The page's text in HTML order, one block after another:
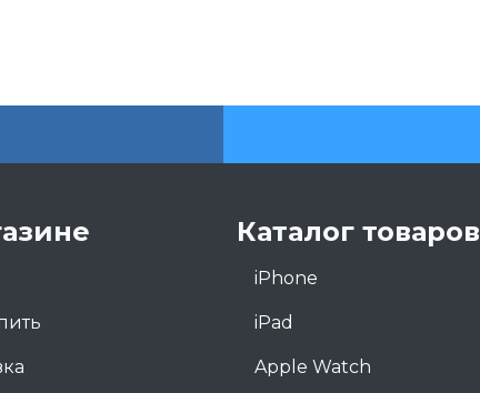
Каталог товаров
iPhone
iPad
Apple Watch